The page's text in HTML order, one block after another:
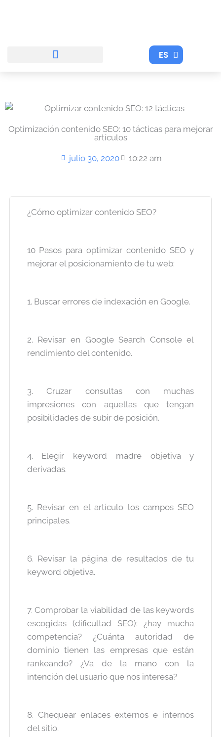
ES
EN
Optimización contenido SEO: 10 tácticas para mejorar
artículos
julio 30, 2020 10:22 am
¿Cómo optimizar contenido SEO?
10 Pasos para optimizar contenido SEO y
mejorar el posicionamiento de tu web:
1. Buscar errores de indexación en Google.
2. Revisar en Google Search Console el
rendimiento del contenido.
3. Cruzar consultas con muchas
impresiones con aquellas que tengan
posibilidades de subir de posición.
4. Elegir keyword madre objetiva y
derivadas.
5. Revisar en el artículo los campos SEO
principales.
6. Revisar la página de resultados de tu
keyword objetiva.
7. Comprobar la viabilidad de las keywords
escogidas (dificultad SEO): ¿hay mucha
competencia? ¿Cuánta autoridad de
dominio tienen las empresas que están
rankeando? ¿Va de la mano con la
intención del usuario que nos interesa?
8. Chequear enlaces externos e internos
del sitio.